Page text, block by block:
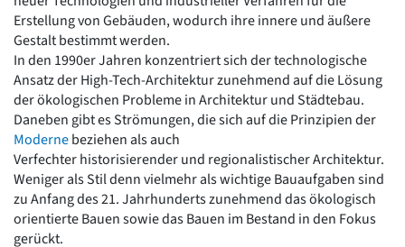
Vorromanik
Römische Antike
Über uns
Über baukunst-nrw
Fachbeirat
Freunde & Förderer
Kontakt
Impressum
Datenschutz
Suchbegriff eingeben
Erstellung von Gebäuden, wodurch ihre innere und äußere
Gestalt bestimmt werden.
In den 1990er Jahren konzentriert sich der technologische
Ansatz der High-Tech-Architektur zunehmend auf die Lösung
der ökologischen Probleme in Architektur und Städtebau.
Daneben gibt es Strömungen, die sich auf die Prinzipien der
Modernebeziehen als auch
Verfechter historisierender und regionalistischer Architektur.
Weniger als Stil denn vielmehr als wichtige Bauaufgaben sind
zu Anfang des 21. Jahrhunderts zunehmend das ökologisch
orientierte Bauen sowie das Bauen im Bestand in den Fokus
gerückt.